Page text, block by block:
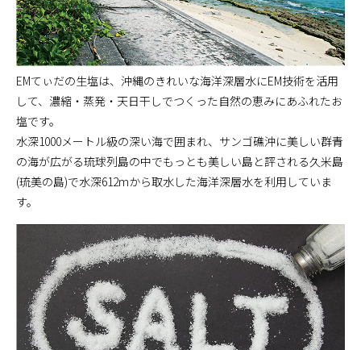
EMてぃだの生塩は、沖縄のきれいな海洋深層水にEM技術を活用
して、濃縮・蒸発・天日干しでつくった自然の恵みにあふれたお
塩です。
水深1000メートル級の深い海で囲まれ、サンゴ礁沖に美しい群青
の海が広がる琉球列島の中でもっとも美しい島と評される久米島
(琉美の島)で水深612mから取水した海洋深層水を利用していま
す。